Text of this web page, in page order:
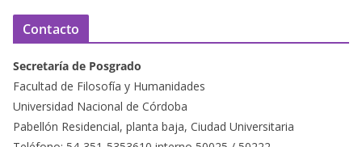
Contacto
Secretaría de Posgrado
Facultad de Filosofía y Humanidades
Universidad Nacional de Córdoba
Pabellón Residencial, planta baja, Ciudad Universitaria